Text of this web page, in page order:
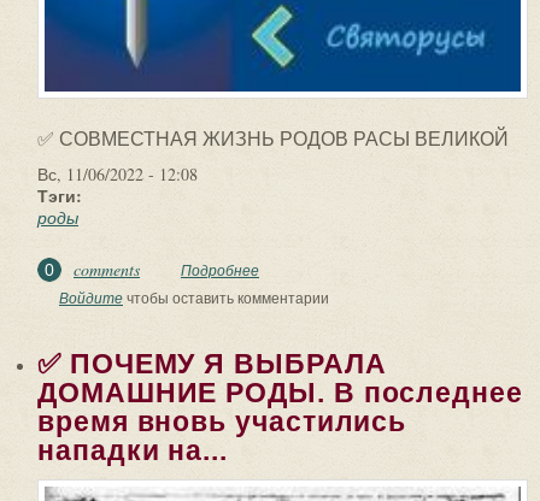
✅ СОВМЕСТНАЯ ЖИЗНЬ РОДОВ РАСЫ ВЕЛИКОЙ
Вс, 11/06/2022 - 12:08
Тэги:
роды
0 comments Подробнее
РАСЫ ВЕЛИКОЙ. После первого
Войдитечтобы оставить комментарии
✅ ПОЧЕМУ Я ВЫБРАЛА
ДОМАШНИЕ РОДЫ. В последнее
время вновь участились
нападки на...